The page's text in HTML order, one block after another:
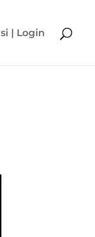
| Login